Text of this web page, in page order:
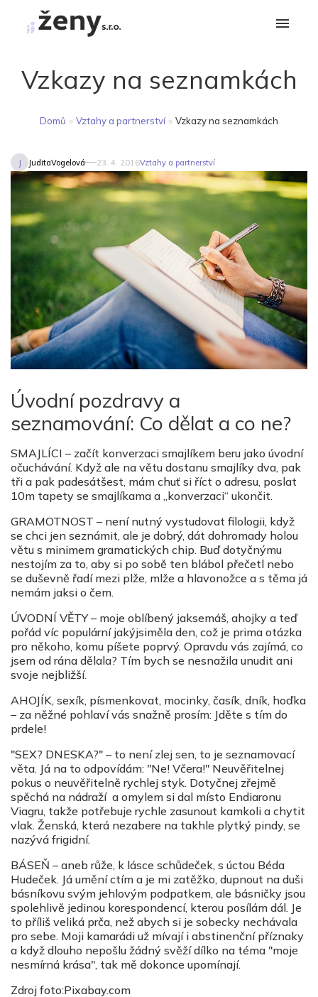
Vzkazy na seznamkách
Domů » Vztahy a partnerství » Vzkazy na seznamkách
J JuditaVogelová 23. 4. 2016Vztahy a partnerství
Úvodní pozdravy a
seznamování: Co dělat a co ne?
SMAJLÍCI – začít konverzaci smajlíkem beru jako úvodní
očuchávání. Když ale na větu dostanu smajlíky dva, pak
tři a pak padesátšest, mám chuť si říct o adresu, poslat
10m tapety se smajlíkama a „konverzaci“ ukončit.
GRAMOTNOST – není nutný vystudovat filologii, když
se chci jen seznámit, ale je dobrý, dát dohromady holou
větu s minimem gramatických chip. Buď dotyčnýmu
nestojím za to, aby si po sobě ten blábol přečetl nebo
se duševně řadí mezi plže, mlže a hlavonožce a s těma já
nemám jaksi o čem.
ÚVODNÍ VĚTY – moje oblíbený jaksemáš, ahojky a teď
pořád víc populární jakýjsiměla den, což je prima otázka
pro někoho, komu píšete poprvý. Opravdu vás zajímá, co
jsem od rána dělala? Tím bych se nesnažila unudit ani
svoje nejbližší.
AHOJÍK, sexík, písmenkovat, mocinky, časík, dník, hoďka
– za něžné pohlaví vás snažně prosím: Jděte s tím do
prdele!
"SEX? DNESKA?" – to není zlej sen, to je seznamovací
věta. Já na to odpovídám: "Ne! Včera!" Neuvěřitelnej
pokus o neuvěřitelně rychlej styk. Dotyčnej zřejmě
spěchá na nádraží a omylem si dal místo Endiaronu
Viagru, takže potřebuje rychle zasunout kamkoli a chytit
vlak. Ženská, která nezabere na takhle plytký pindy, se
nazývá frigidní.
BÁSEŇ – aneb růže, k lásce schůdeček, s úctou Béda
Hudeček. Já umění ctím a je mi zatěžko, dupnout na duši
básníkovu svým jehlovým podpatkem, ale básničky jsou
spolehlivě jedinou korespondencí, kterou posílám dál. Je
to příliš veliká prča, než abych si je sobecky nechávala
pro sebe. Moji kamarádi už mívají i abstinenční příznaky
a když dlouho nepošlu žádný svěží dílko na téma "moje
nesmírná krása", tak mě dokonce upomínají.
Zdroj foto:Pixabay.com